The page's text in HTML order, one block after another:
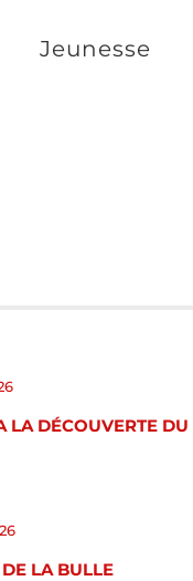
Jeunesse
LA DÉCOUVERTE
LA BULLE